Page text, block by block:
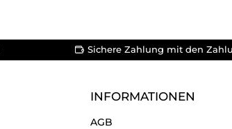
Sichere Zahlung mit den
INFORMATIONEN
AGB